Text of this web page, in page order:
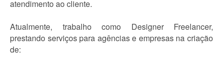
atendimento ao cliente.
Atualmente, trabalho como Designer Freelancer,
prestando serviços para agências e empresas na criação
de: